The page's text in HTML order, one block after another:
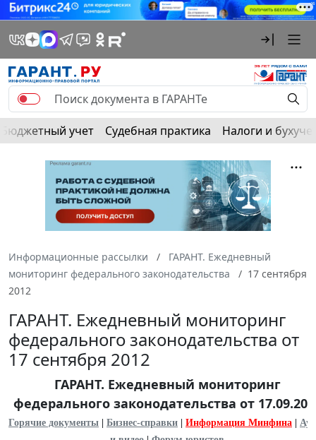
Бюджетный учет Судебная практика Налоги и
Информационные рассылки
ГАРАНТ. Ежедневный
мониторинг федерального законодательства
17 сентября
2012
ГАРАНТ. Ежедневный мониторинг
федерального законодательства от
17 сентября 2012
ГАРАНТ. Ежедневный мониторинг
федерального законодательства от
Горячие документы | Бизнес-справки | Информация Минфина |